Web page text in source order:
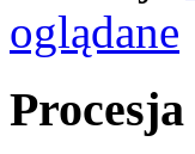
oglądane